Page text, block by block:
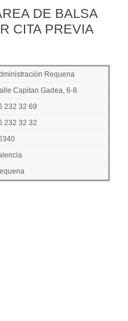
DE BALSA
CITA PREVIA
Requena
Capitan Gadea, 6-8
232 32 69
232 32 32